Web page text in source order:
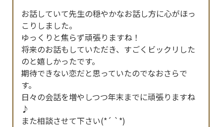
お話していて先生の穏やかなお話し方に心がほっ
こりしました。
ゆっくりと焦らず頑張りますね！
将来のお話もしていただき、すごくビックリした
のと嬉しかったです。
期待できない恋だと思っていたのでなおさらで
す。
日々の会話を増やしつつ年末までに頑張りますね
♪
また相談させて下さい(*´ `*)